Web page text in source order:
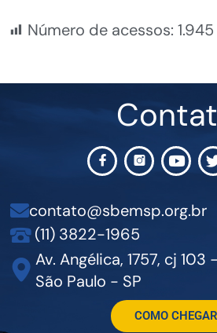
Número de acessos: 1.945
contato@sbemsp.org.br
(11) 3822-1965
Av. Angélica, 1757, cj
São Paulo - SP
COMO CHEGAR